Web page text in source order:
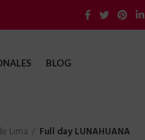
BLOG
Lima Full day LUNAHUANA